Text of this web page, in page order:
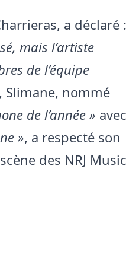
a déclaré :
mais l’artiste
de l’équipe
Slimane, nommé
de l’année » avec
», a respecté son
des NRJ Music